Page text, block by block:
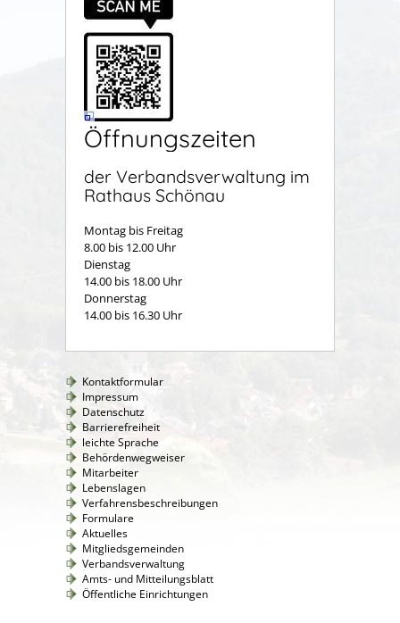
Öffnungszeiten
der Verbandsverwaltung im
Rathaus Schönau
Montag bis Freitag
8.00 bis 12.00 Uhr
Dienstag
14.00 bis 18.00 Uhr
Donnerstag
14.00 bis 16.30 Uhr
Kontaktformular
Impressum
Datenschutz
Barrierefreiheit
leichte Sprache
Behördenwegweiser
Mitarbeiter
Lebenslagen
Verfahrensbeschreibungen
Formulare
Aktuelles
Mitgliedsgemeinden
Verbandsverwaltung
Amts- und Mitteilungsblatt
Öffentliche Einrichtungen